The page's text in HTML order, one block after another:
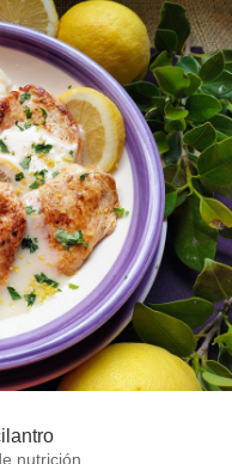
nutrición